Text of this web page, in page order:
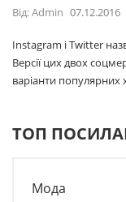
Від: Admin 07.12.2016
Instagram і Twitter
Версії цих двох
варіанти популярних
ТОП
Мода